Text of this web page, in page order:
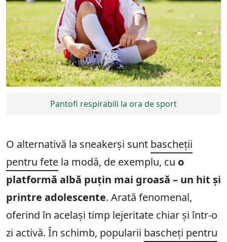
Pantofi respirabili la ora de sport
O alternativă la sneakerși sunt bascheții
pentru fete la modă, de exemplu, cu o
platformă albă puțin mai groasă – un hit și
printre adolescente. Arată fenomenal,
oferind în același timp lejeritate chiar și într-o
zi activă. În schimb, popularii bascheți pentru